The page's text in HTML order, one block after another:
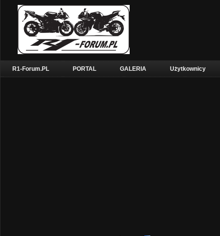
R1-Forum.PL PORTAL GALERIA Użytkownicy